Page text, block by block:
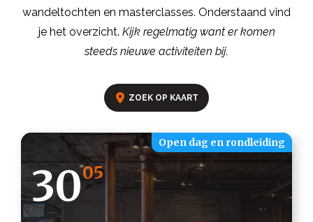
wandeltochten en masterclasses. Onderstaand vind
je het overzicht. Kijk regelmatig want er komen
steeds nieuwe activiteiten bij.
ZOEK OP KAART
3005
Open dag en rondleiding